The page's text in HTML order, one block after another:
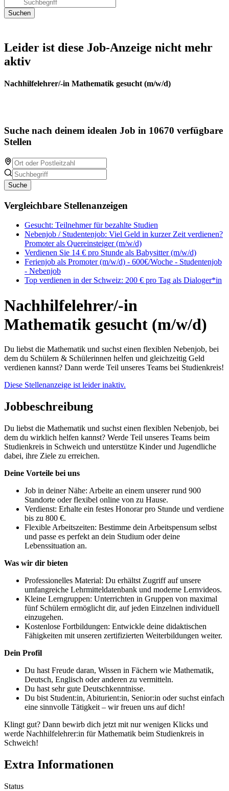
Leider ist diese Job-Anzeige nicht mehr
aktiv
Nachhilfelehrer/-in Mathematik gesucht (m/w/d)
Suche nach deinem idealen Job in 10670 verfügbare
Stellen
Suche
Vergleichbare Stellenanzeigen
Gesucht: Teilnehmer für bezahlte Studien
Nebenjob / Studentenjob: Viel Geld in kurzer Zeit verdienen?
Promoter als Quereinsteiger (m/w/d)
Verdienen Sie 14 € pro Stunde als Babysitter (m/w/d)
Ferienjob als Promoter (m/w/d) - 600€/Woche - Studentenjob
- Nebenjob
Top verdienen in der Schweiz: 200 € pro Tag als Dialoger*in
Nachhilfelehrer/-in
Mathematik gesucht (m/w/d)
Du liebst die Mathematik und suchst einen flexiblen Nebenjob, bei
dem du Schülern & Schülerinnen helfen und gleichzeitig Geld
verdienen kannst? Dann werde Teil unseres Teams bei Studienkreis!
Diese Stellenanzeige ist leider inaktiv.
Jobbeschreibung
Du liebst die Mathematik und suchst einen flexiblen Nebenjob, bei
dem du wirklich helfen kannst? Werde Teil unseres Teams beim
Studienkreis in Schweich und unterstütze Kinder und Jugendliche
dabei, ihre Ziele zu erreichen.
Deine Vorteile bei uns
Job in deiner Nähe: Arbeite an einem unserer rund 900
Standorte oder flexibel online von zu Hause.
Verdienst: Erhalte ein festes Honorar pro Stunde und verdiene
bis zu 800 €.
Flexible Arbeitszeiten: Bestimme dein Arbeitspensum selbst
und passe es perfekt an dein Studium oder deine
Lebenssituation an.
Was wir dir bieten
Professionelles Material: Du erhältst Zugriff auf unsere
umfangreiche Lehrmitteldatenbank und moderne Lernvideos.
Kleine Lerngruppen: Unterrichten in Gruppen von maximal
fünf Schülern ermöglicht dir, auf jeden Einzelnen individuell
einzugehen.
Kostenlose Fortbildungen: Entwickle deine didaktischen
Fähigkeiten mit unseren zertifizierten Weiterbildungen weiter.
Dein Profil
Du hast Freude daran, Wissen in Fächern wie Mathematik,
Deutsch, Englisch oder anderen zu vermitteln.
Du hast sehr gute Deutschkenntnisse.
Du bist Student:in, Abiturient:in, Senior:in oder suchst einfach
eine sinnvolle Tätigkeit – wir freuen uns auf dich!
Klingt gut? Dann bewirb dich jetzt mit nur wenigen Klicks und
werde Nachhilfelehrer:in für Mathematik beim Studienkreis in
Schweich!
Extra Informationen
Status